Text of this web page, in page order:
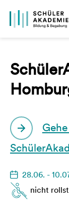
28.06. -
nicht